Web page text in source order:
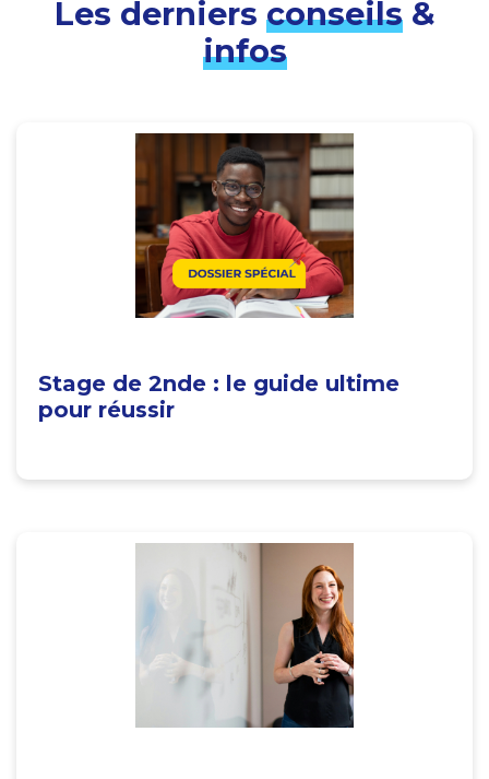
Les derniers conseils&
infos
Stage de 2nde : le guide ultime
pour réussir